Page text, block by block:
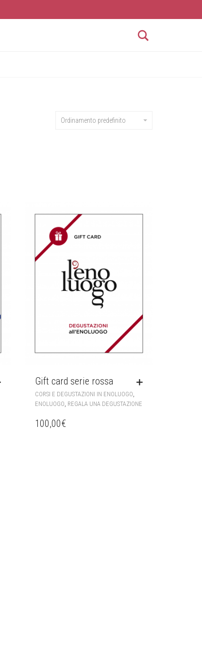
Ordinamento predefinito
Gift card serie rossa
CORSI E DEGUSTAZIONI IN ENOLUOGO
ENOLUOGO REGALA UNA DEGUSTAZIONE
100,00€